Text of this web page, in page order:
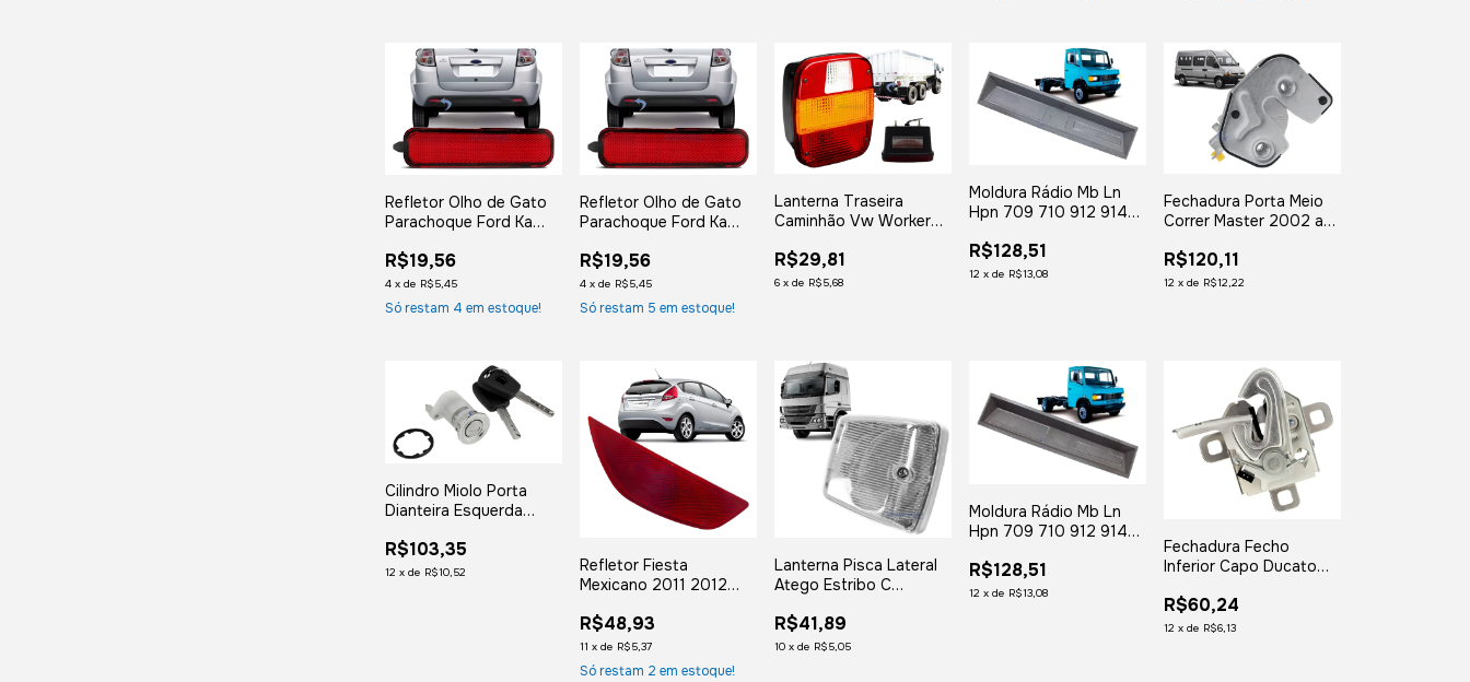
Refletor Olho de Gato
Parachoque Ford Ka
Esquerdo
R$19,56
4 xde R$5,45
Só restam 4 em estoque!
Refletor Olho de Gato
Parachoque Ford Ka
Direito
R$19,56
4 xde R$5,45
Só restam 5 em estoque!
Lanterna Traseira
Caminhão Vw Worker
1113 1313 1513 2213
1929 1959 Marmitao
R$29,81
6 xde R$5,68
Moldura Rádio Mb Ln
Hpn 709 710 912 914
R$128,51
12 xde R$13,08
Fechadura Porta Meio
Correr Master 2002 a
R$120,11
12 xde R$12,22
Cilindro Miolo Porta
Dianteira Esquerda
2008 2008 2009 2010
2011 2012 2013 2014
R$103,35
12 xde R$10,52
Refletor Fiesta
Mexicano 2011 2012
R$48,93
11 xde R$5,37
Só restam 2 em estoque!
Lanterna Pisca Lateral
Atego Estribo C
R$41,89
10 xde R$5,05
Moldura Rádio Mb Ln
Hpn 709 710 912 914
R$128,51
12 xde R$13,08
Fechadura Fecho
Inferior Capo Ducato
2008 2009 2010 2011
2012 2013 2014 em
R$60,24
12 xde R$6,13